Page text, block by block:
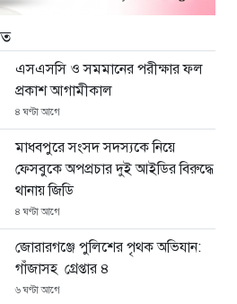
এসএসসি ও সমমানের পরীক্ষার ফল
প্রকাশ আগামীকাল
৪ ঘণ্টা আগে
মাধবপুরে সংসদ সদস্যকে নিয়ে
ফেসবুকে অপপ্রচার দুই আইডির বিরুদ্ধে
থানায় জিডি
৪ ঘণ্টা আগে
জোরারগঞ্জে পুলিশের পৃথক অভিযান:
গাঁজাসহ গ্রেপ্তার ৪
৬ ঘণ্টা আগে